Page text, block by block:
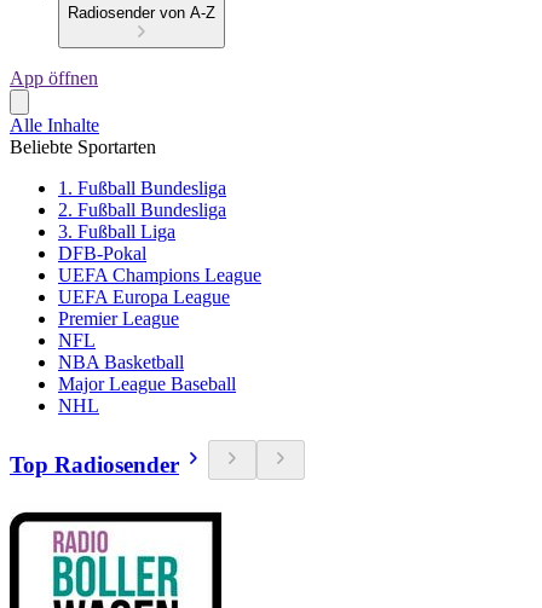
Radiosender von A-Z
App öffnen
Alle Inhalte
Beliebte Sportarten
1. Fußball Bundesliga
2. Fußball Bundesliga
3. Fußball Liga
DFB-Pokal
UEFA Champions League
UEFA Europa League
Premier League
NFL
NBA Basketball
Major League Baseball
NHL
Top Radiosender